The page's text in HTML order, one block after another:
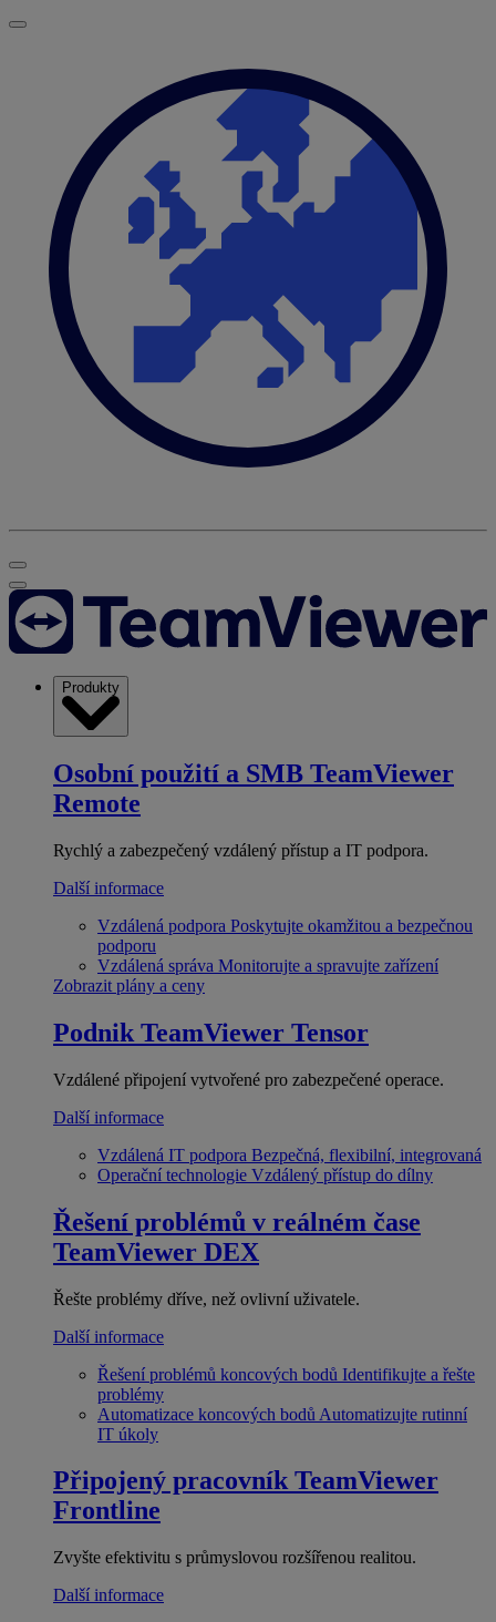
Produkty
Osobní použití a SMB TeamViewer
Remote
Rychlý a zabezpečený vzdálený přístup a IT podpora.
Další informace
Vzdálená podpora Poskytujte okamžitou a bezpečnou
podporu
Vzdálená správa Monitorujte a spravujte zařízení
Zobrazit plány a ceny
Podnik TeamViewer Tensor
Vzdálené připojení vytvořené pro zabezpečené operace.
Další informace
Vzdálená IT podpora Bezpečná, flexibilní, integrovaná
Operační technologie Vzdálený přístup do dílny
Řešení problémů v reálném čase
TeamViewer DEX
Řešte problémy dříve, než ovlivní uživatele.
Další informace
Řešení problémů koncových bodů Identifikujte a řešte
problémy
Automatizace koncových bodů Automatizujte rutinní
IT úkoly
Připojený pracovník TeamViewer
Frontline
Zvyšte efektivitu s průmyslovou rozšířenou realitou.
Další informace